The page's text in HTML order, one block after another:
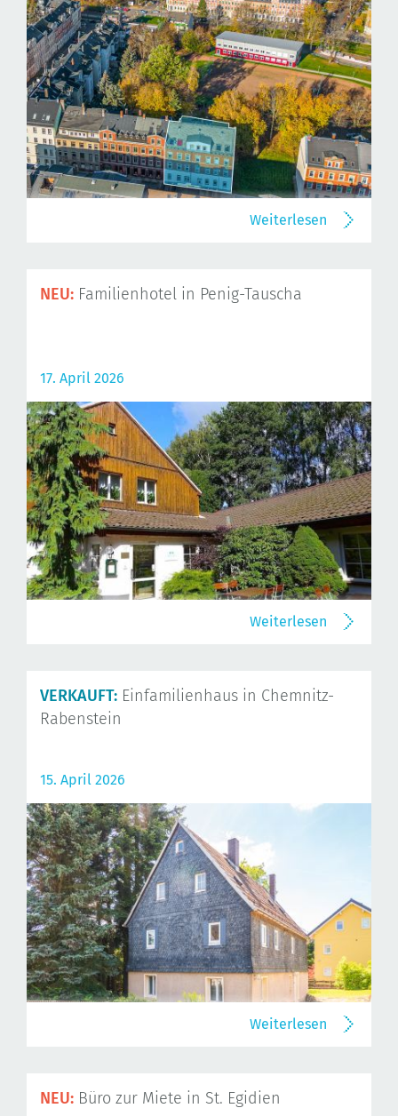
Weiterlesen
NEU: Familienhotel in Penig-Tauscha
17. April 2026
Weiterlesen
VERKAUFT: Einfamilienhaus in Chemnitz-
Rabenstein
15. April 2026
Weiterlesen
NEU: Büro zur Miete in St. Egidien